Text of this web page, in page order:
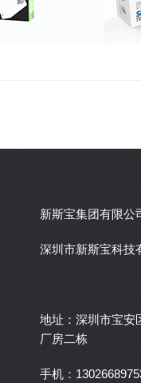
新斯宝集团有限公
深圳市新斯宝科技
地址：深圳市宝安
厂房二栋
手机：